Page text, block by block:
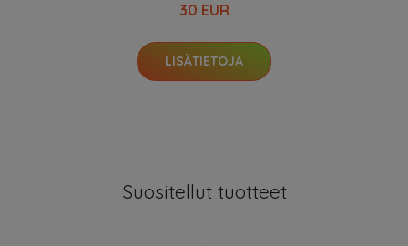
30 EUR
LISÄTIETOJA
Suositellut tuotteet